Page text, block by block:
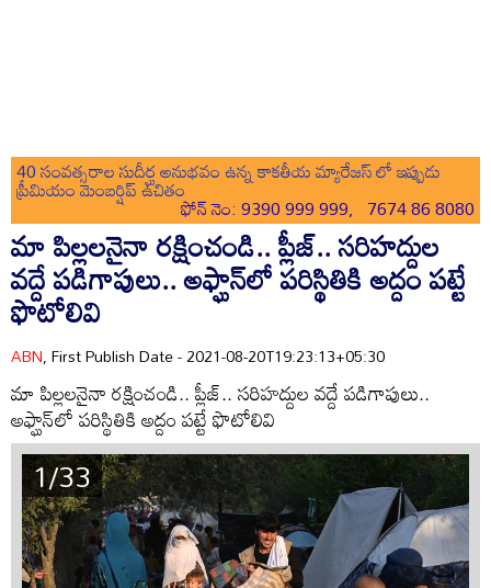
40 సంవత్సరాల సుదీర్ఘ అనుభవం ఉన్న కాకతీయ మ్యారేజస్ లో ఇప్పుడు
ప్రీమియం మెంబర్షిప్ ఉచితం
ఫోన్ నెం: 9390 999 999, 7674 86 8080
మా పిల్లలనైనా రక్షించండి.. ప్లీజ్.. సరిహద్దుల
వద్దే పడిగాపులు.. అఫ్ఘాన్‌లో పరిస్థితికి అద్దం పట్టే
ఫొటోలివి
ABN, First Publish Date - 2021-08-20T19:23:13+05:30
మా పిల్లలనైనా రక్షించండి.. ప్లీజ్.. సరిహద్దుల వద్దే పడిగాపులు..
అఫ్ఘాన్‌లో పరిస్థితికి అద్దం పట్టే ఫొటోలివి
1/33